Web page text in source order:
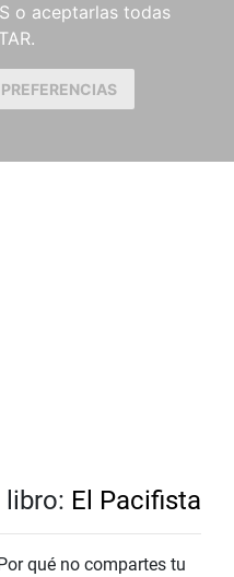
o aceptarlas todas
libro: El Pacifista
qué no compartes tu